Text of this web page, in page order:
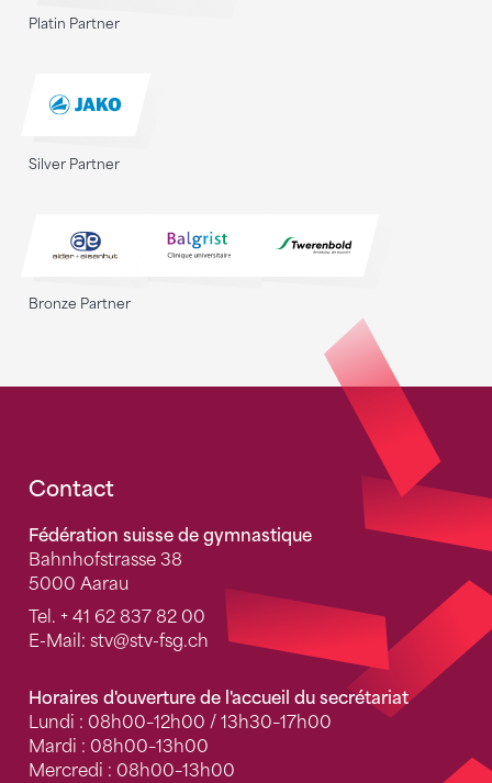
Platin Partner
Silver Partner
Bronze Partner
Fusszeile
Contact
Fédération suisse de gymnastique
Bahnhofstrasse 38
5000 Aarau
Tel. + 41 62 837 82 00
E-Mail: stv@stv-fsg.ch
Horaires d'ouverture de l'accueil du secrétariat
Lundi : 08h00–12h00 / 13h30–17h00
Mardi : 08h00–13h00
Mercredi : 08h00–13h00